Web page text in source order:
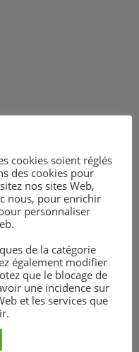
cookies soient réglés
des cookies pour
nos sites Web,
nous, pour enrichir
personnaliser
de la catégorie
également modifier
que le blocage de
une incidence sur
et les services que